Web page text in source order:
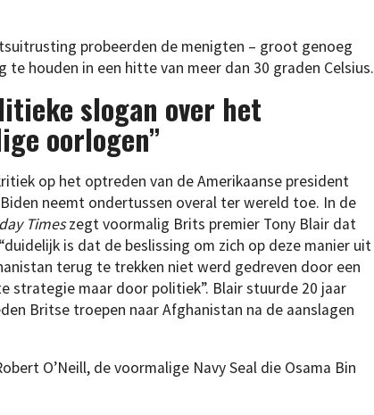
probeerden de menigten – groot genoeg
houden in een hitte van meer dan 30 graden Celsius.
slogan over het
oorlogen”
op het optreden van de Amerikaanse president
neemt ondertussen overal ter wereld toe. In de
Timeszegt voormalig Brits premier Tony Blair dat
is dat de beslissing om zich op deze manier uit
terug te trekken niet werd gedreven door een
strategie maar door politiek”. Blair stuurde 20 jaar
Britse troepen naar Afghanistan na de aanslagen
O’Neill, de voormalige Navy Seal die Osama Bin